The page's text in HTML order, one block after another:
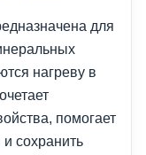
для
нагреву в
помогает
сохранить